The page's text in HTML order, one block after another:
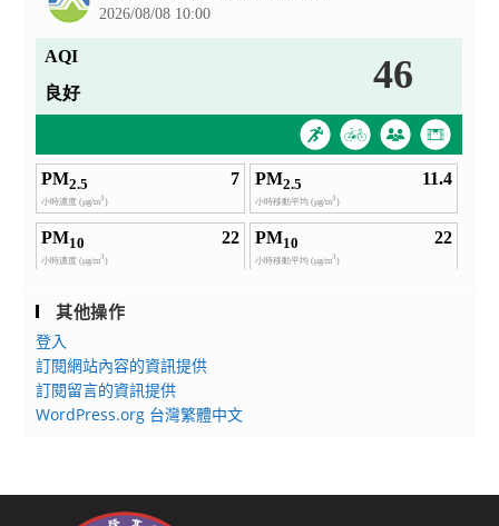
其他操作
登入
訂閱網站內容的資訊提供
訂閱留言的資訊提供
WordPress.org 台灣繁體中文